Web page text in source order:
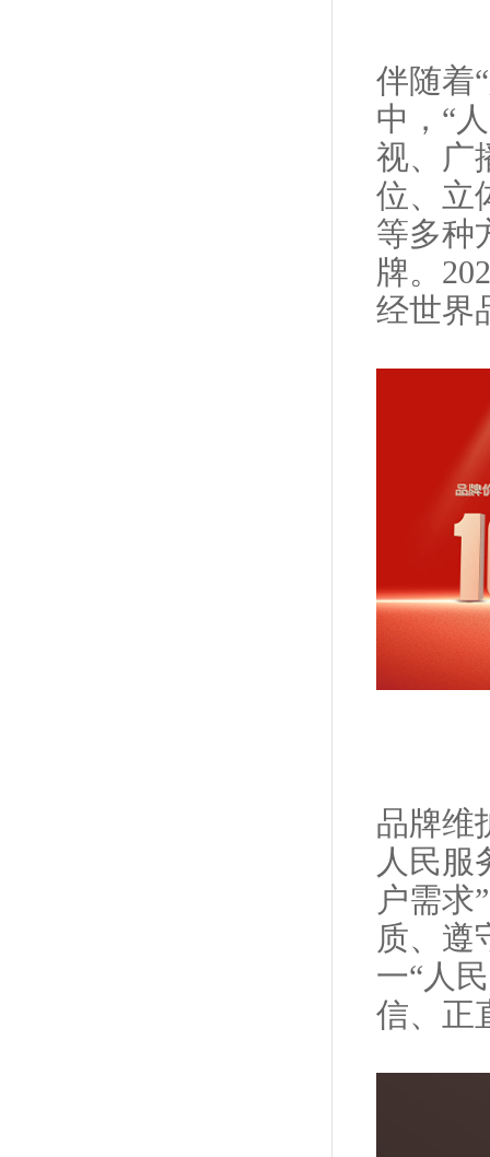
伴随着
中，“
视、广
位、立
等多种
牌。
经世界
品牌维
人民服
户需求
质、遵
一“人
信、正